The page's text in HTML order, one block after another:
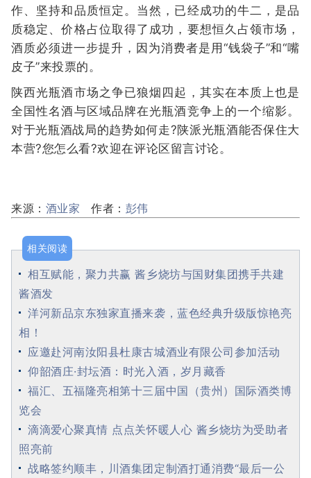
作、坚持和品质恒定。当然，已经成功的牛二，是品
质稳定、价格占位取得了成功，要想恒久占领市场，
酒质必须进一步提升，因为消费者是用“钱袋子”和“嘴
皮子”来投票的。
陕西光瓶酒市场之争已狼烟四起，其实在本质上也是
全国性名酒与区域品牌在光瓶酒竞争上的一个缩影。
对于光瓶酒战局的趋势如何走?陕派光瓶酒能否保住大
本营?您怎么看?欢迎在评论区留言讨论。
来源： 酒业家 作者： 彭伟
相关阅读
相互赋能，聚力共赢 酱乡烧坊与国财集团携手共建
酱酒发
洋河新品京东独家直播来袭，蓝色经典升级版惊艳亮
相！
应邀赴河南汝阳县杜康古城酒业有限公司参加活动
仰韶酒庄·封坛酒：时光入酒，岁月藏香
福汇、五福隆亮相第十三届中国（贵州）国际酒类博
览会
滴滴爱心聚真情 点点关怀暖人心 酱乡烧坊为受助者
照亮前
战略签约顺丰，川酒集团定制酒打通消费“最后一公